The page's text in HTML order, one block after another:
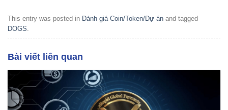
This entry was posted in Đánh giá Coin/Token/Dự án and tagged
DOGS.
Bài viết liên quan